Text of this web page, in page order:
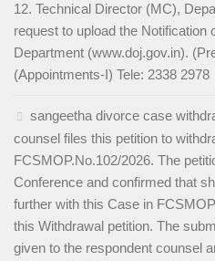
12. Technical Director (MC),
request to upload the Notification
Department (www.doj.gov.in).
(Appointments-I) Tele: 2338 2978
sangeetha divorce case
counsel files this petition to
FCSMOP.No.102/2026. The
Conference and confirmed that
further with this Case in
this Withdrawal petition. The
given to the respondent counsel